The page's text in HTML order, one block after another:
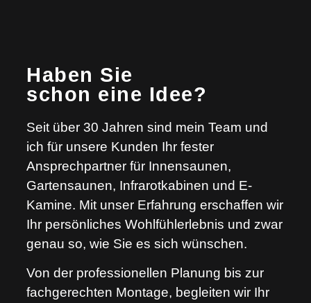
Haben Sie
schon eine Idee?
Seit über 30 Jahren sind mein Team und
ich für unsere Kunden Ihr fester
Ansprechpartner für Innensaunen,
Gartensaunen, Infrarotkabinen und E-
Kamine. Mit unser Erfahrung erschaffen wir
Ihr persönliches Wohlfühlerlebnis und zwar
genau so, wie Sie es sich wünschen.
Von der professionellen Planung bis zur
fachgerechten Montage, begleiten wir Ihr